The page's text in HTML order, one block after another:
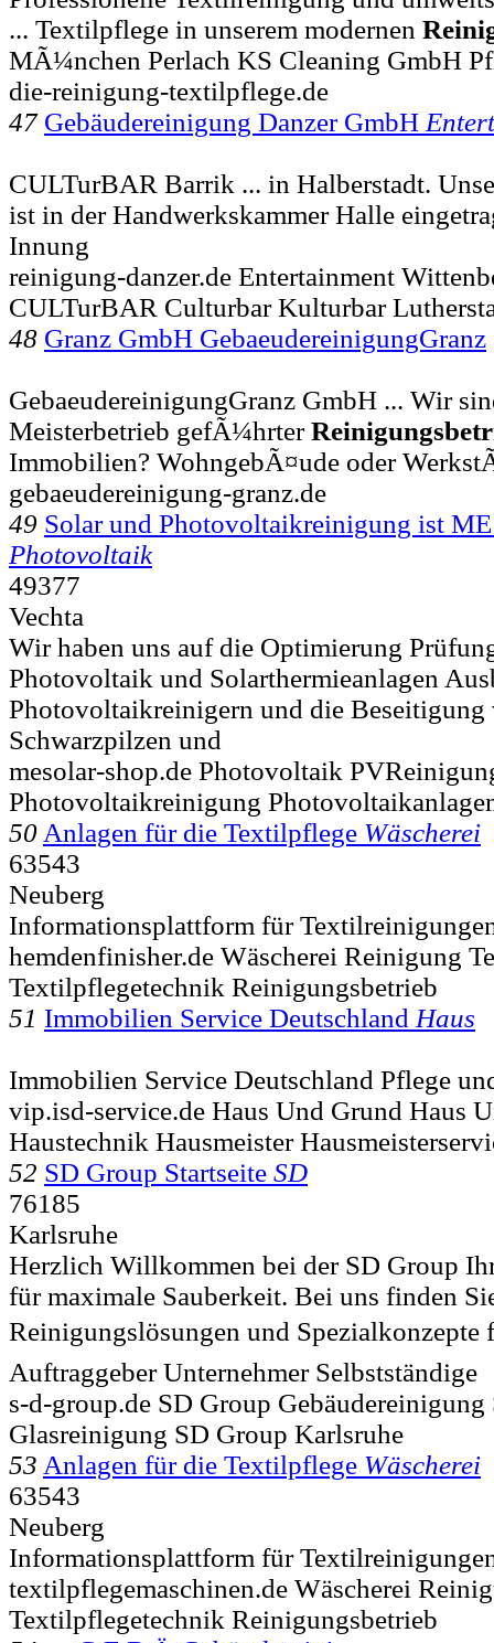
... Textilpflege in unserem modernen
MÃ¼nchen Perlach KS Cleaning GmbH
die-reinigung-textilpflege.de
47 Gebäudereinigung Danzer GmbH
CULTurBAR Barrik ... in Halberstadt.
ist in der Handwerkskammer Halle
Innung
reinigung-danzer.de Entertainment
CULTurBAR Culturbar Kulturbar
48 Granz GmbH GebaeudereinigungGranz
GebaeudereinigungGranz GmbH ... Wir
Meisterbetrieb gefÃ¼hrter
Immobilien? WohngebÃ¤ude oder
gebaeudereinigung-granz.de
49 Solar und Photovoltaikreinigung ist
Photovoltaik
49377
Vechta
Wir haben uns auf die Optimierung
Photovoltaik und Solarthermieanlagen
Photovoltaikreinigern und die Beseitigung
Schwarzpilzen und
mesolar-shop.de Photovoltaik
Photovoltaikreinigung
50 Anlagen für die Textilpflege Wäscherei
63543
Neuberg
Informationsplattform für
hemdenfinisher.de Wäscherei Reinigung
Textilpflegetechnik Reinigungsbetrieb
51 Immobilien Service Deutschland Haus
Immobilien Service Deutschland Pflege
vip.isd-service.de Haus Und Grund Haus
Haustechnik Hausmeister
52 SD Group Startseite SD
76185
Karlsruhe
Herzlich Willkommen bei der SD Group
für maximale Sauberkeit. Bei uns finden
Reinigungslösungen und Spezialkonzepte
Auftraggeber Unternehmer Selbstständige
s-d-group.de SD Group Gebäudereinigung
Glasreinigung SD Group Karlsruhe
53 Anlagen für die Textilpflege Wäscherei
63543
Neuberg
Informationsplattform für
textilpflegemaschinen.de Wäscherei
Textilpflegetechnik Reinigungsbetrieb